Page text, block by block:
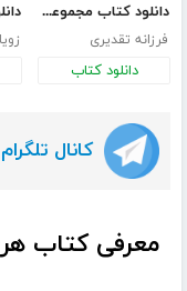
دانلود کتاب مجموعه داستان‌های دقیقه‌هام
فرزانه تقدیری
دانلود کتاب
کانال
معرفی کتاب